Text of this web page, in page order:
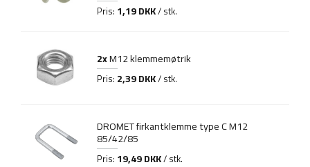
Pris: 1,19 DKK/ stk.
2xM12 klemmemøtrik
Pris: 2,39 DKK/ stk.
DROMET firkantklemme type C M12
85/42/85
Pris: 19,49 DKK/ stk.